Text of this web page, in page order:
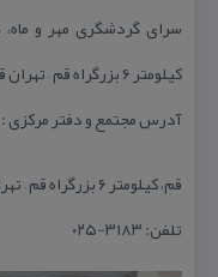
كیلومتر ۶ بزرگراه قم – تهران قرار دارد.
آدرس مجتمع و دفتر مركزی :
قم، كیلومتر ۶ بزرگراه قم – تهران
تلفن: ۳۱۸۳-۰۲۵